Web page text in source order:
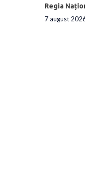
Regia
7 august